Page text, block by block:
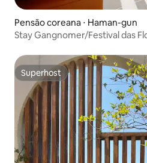
Pensão coreana ⋅ Haman-gun
Stay Gangnomer/Festival das
grandes/Acomodações
grandes rios
Superhost
Superhost